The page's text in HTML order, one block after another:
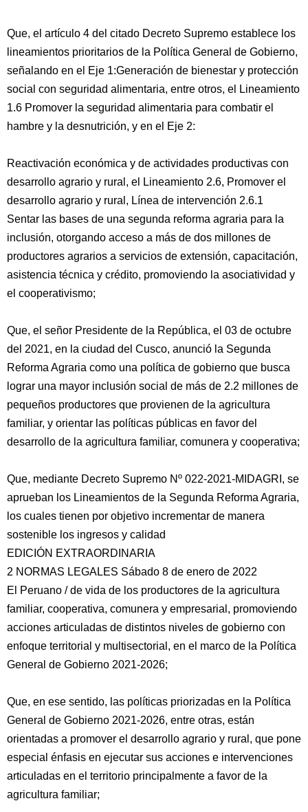
Que, el artículo 4 del citado Decreto Supremo establece los
lineamientos prioritarios de la Política General de Gobierno,
señalando en el Eje 1:Generación de bienestar y protección
social con seguridad alimentaria, entre otros, el Lineamiento
1.6 Promover la seguridad alimentaria para combatir el
hambre y la desnutrición, y en el Eje 2:
Reactivación económica y de actividades productivas con
desarrollo agrario y rural, el Lineamiento 2.6, Promover el
desarrollo agrario y rural, Línea de intervención 2.6.1
Sentar las bases de una segunda reforma agraria para la
inclusión, otorgando acceso a más de dos millones de
productores agrarios a servicios de extensión, capacitación,
asistencia técnica y crédito, promoviendo la asociatividad y
el cooperativismo;
Que, el señor Presidente de la República, el 03 de octubre
del 2021, en la ciudad del Cusco, anunció la Segunda
Reforma Agraria como una política de gobierno que busca
lograr una mayor inclusión social de más de 2.2 millones de
pequeños productores que provienen de la agricultura
familiar, y orientar las políticas públicas en favor del
desarrollo de la agricultura familiar, comunera y cooperativa;
Que, mediante Decreto Supremo Nº 022-2021-MIDAGRI, se
aprueban los Lineamientos de la Segunda Reforma Agraria,
los cuales tienen por objetivo incrementar de manera
sostenible los ingresos y calidad
EDICIÓN EXTRAORDINARIA
2 NORMAS LEGALES Sábado 8 de enero de 2022
El Peruano / de vida de los productores de la agricultura
familiar, cooperativa, comunera y empresarial, promoviendo
acciones articuladas de distintos niveles de gobierno con
enfoque territorial y multisectorial, en el marco de la Política
General de Gobierno 2021-2026;
Que, en ese sentido, las políticas priorizadas en la Política
General de Gobierno 2021-2026, entre otras, están
orientadas a promover el desarrollo agrario y rural, que pone
especial énfasis en ejecutar sus acciones e intervenciones
articuladas en el territorio principalmente a favor de la
agricultura familiar;